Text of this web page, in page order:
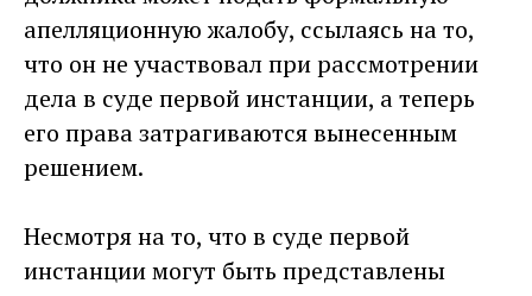
апелляционную жалобу, ссылаясь на то,
что он не участвовал при рассмотрении
дела в суде первой инстанции, а теперь
его права затрагиваются вынесенным
решением.
Несмотря на то, что в суде первой
инстанции могут быть представлены